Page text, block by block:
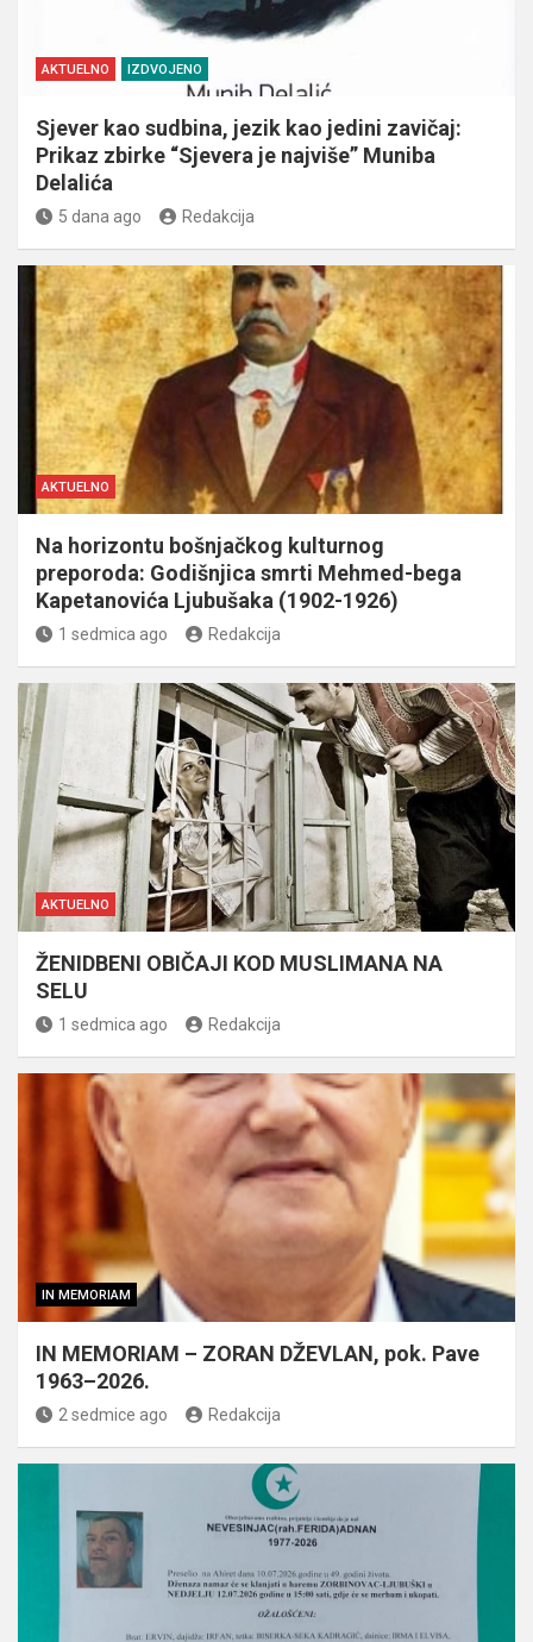
AKTUELNO IZDVOJENO
Sjever kao sudbina, jezik kao jedini zavičaj:
Prikaz zbirke “Sjevera je najviše” Muniba
Delalića
5 dana ago Redakcija
AKTUELNO
Na horizontu bošnjačkog kulturnog
preporoda: Godišnjica smrti Mehmed-bega
Kapetanovića Ljubušaka (1902-1926)
1 sedmica ago Redakcija
AKTUELNO
ŽENIDBENI OBIČAJI KOD MUSLIMANA NA
SELU
1 sedmica ago Redakcija
IN MEMORIAM
IN MEMORIAM – ZORAN DŽEVLAN, pok. Pave
1963–2026.
2 sedmice ago Redakcija